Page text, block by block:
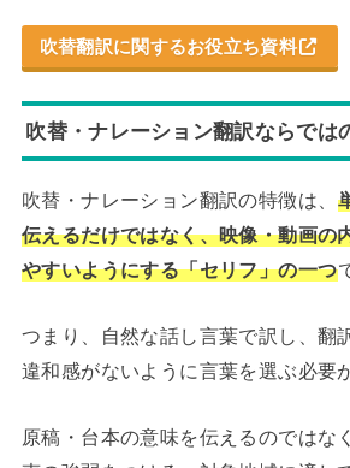
吹替翻訳に関するお役立ち資料
吹替・ナレーション翻訳ならでは
吹替・ナレーション翻訳の特徴は、
伝えるだけではなく、映像・動画の
やすいようにする「セリフ」の一つ
つまり、自然な話し言葉で訳し、翻
違和感がないように言葉を選ぶ必要
原稿・台本の意味を伝えるのではな